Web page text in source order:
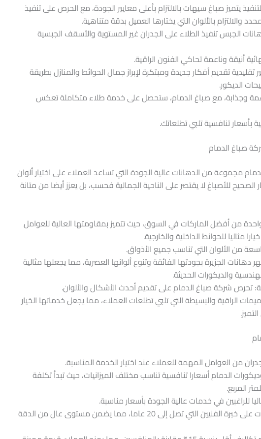
يتميز صباغ سيهات بالالتزام بأعلى معايير الجودة، مع الحرص على تنفيذ
والالتزام بالألوان التي يختارها العميل بدقة متناهية.
الجبس تنفيذ الطلاء على الجدران غير المستوية والأسقف الجبسية
أنيقة وناعمة تحاكي الفنون الراقية.
تقديم أفكار جديدة ومبتكرة لإبراز جمال الحوائط والمنازل بطريقة
الديكور.
وجذابة، مع صباغ الدمام، ستحصل على خدمة طلاء متكاملة تعكس
تنافسية تلبي تطلعاتك.
صباغ الدمام
مجموعة من الدهانات عالية الجودة التي تساعد العملاء على اختيار ألوان
الصحيح للأصباغ لا يقتصر على الناحية الجمالية فحسب، بل يعزز أيضا من متانة
من أفضل الماركات في السوق، حيث تتميز بمقاومتها العالية للعوامل
مثاليا للحوائط الداخلية والخارجية.
من الألوان التي تناسب جميع الأذواق.
دهانات الجزيرة بجودتها الفائقة وتنوع ألوانها العصرية، مما يجعلها مثالية
والديكورات الحديثة.
تحرص شركة صباغ الدمام على تقديم أحدث الأشكال والألوان.
الراقية والبسيطة التي تلبي تطلعات العملاء، مما يجعل خدماتها الخيار
من العوامل المهمة للعملاء عند اختيار الخدمة المناسبة.
الدمام أسعارا تنافسية تناسب مختلف الميزانيات، حيث تبدأ تكلفة
المربع.
للراغبين في خدمات عالية الجودة بأسعار مناسبة.
تعتمد أسعار الخدمات على خبرة الفنيين التي تصل إلى 20 عاما، مما يضمن مستوى عال من الدقة